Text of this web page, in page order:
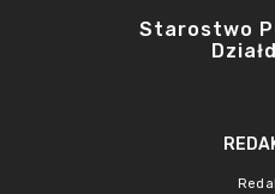
Starostwo